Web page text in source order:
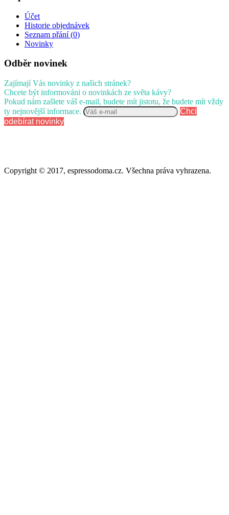
Účet
Historie objednávek
Seznam přání (0)
Novinky
Odběr novinek
Zajímají Vás novinky z našich stránek?
Chcete být informováni o novinkách ze světa kávy?
Pokud nám zašlete váš e-mail, budete mít jistotu, že budete mít vždy
ty nejnovější informace.
Chci
odebírat novinky
Copyright © 2017, espressodoma.cz. Všechna práva vyhrazena.